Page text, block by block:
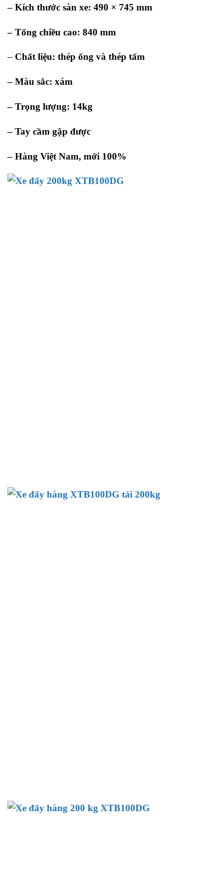
– Kích thước sàn xe: 490 × 745 mm
– Tổng chiều cao: 840 mm
– Chất liệu: thép ống và thép tấm
– Màu sắc: xám
– Trọng lượng: 14kg
– Tay cầm gập được
– Hàng Việt Nam, mới 100%